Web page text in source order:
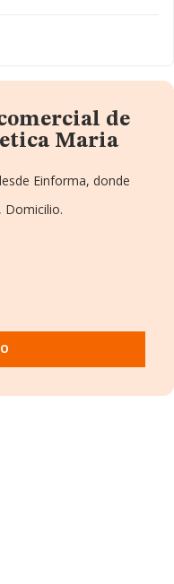
de
Maria
Einforma, donde
Domicilio.